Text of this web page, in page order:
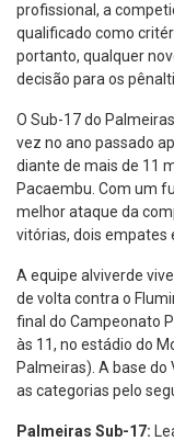
profissional, a
qualificado como
portanto, qualquer
decisão para os
O Sub-17 do
vez no ano passado
diante de mais de 11
Pacaembu. Com um
melhor ataque da
vitórias, dois empates
A equipe alviverde
de volta contra o
final do Campeonato
às 11, no estádio do
Palmeiras). A base
as categorias pelo
Palmeiras Sub-17: